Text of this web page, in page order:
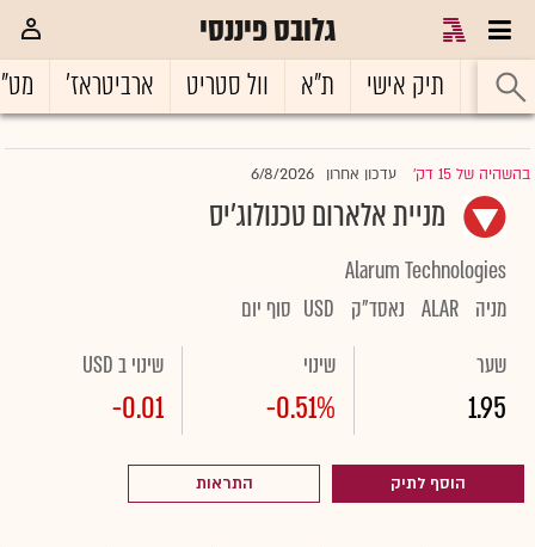
גלובס פיננסי
ראשי תיק אישי ת"א וול סטריט ארביטראז'
בהשהיה של 15 דק' |עדכון אחרון 6/8/2026
מניית אלארום טכנולוג'יס
Alarum Technologies
מניה ALAR נאסד"ק USD סוף יום
שער
1.95
שינוי
-0.51%
שינוי ב USD
-0.01
הוסף לתיק התראות